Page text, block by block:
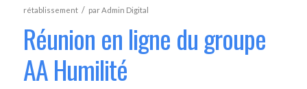
rétablissement / parAdmin Digital
Réunion en ligne du groupe
AA Humilité